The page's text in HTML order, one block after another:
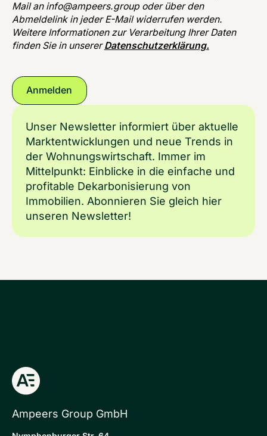
Unser Newsletter informiert über aktuelle
Marktentwicklungen und neue Trends in
der Wohnungswirtschaft. Immer im
Mittelpunkt: Einblicke in die einfache und
profitable Dekarbonisierung von
Immobilien. Abonnieren Sie gleich hier
unseren Newsletter!
Mail an info@ampeers.groupoder über den
Abmeldelink in jeder E-Mail widerrufen werden.
Weitere Informationen zur Verarbeitung Ihrer Daten
finden Sie in unsererDatenschutzerklärung.
Ampeers Group GmbH